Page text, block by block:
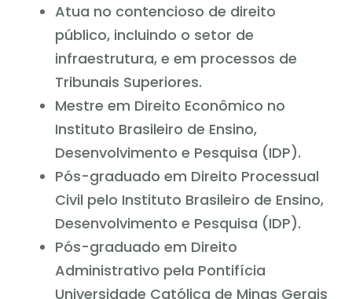
Atua no contencioso de direito
público, incluindo o setor de
infraestrutura, e em processos de
Tribunais Superiores.
Mestre em Direito Econômico no
Instituto Brasileiro de Ensino,
Desenvolvimento e Pesquisa (IDP).
Pós-graduado em Direito Processual
Civil pelo Instituto Brasileiro de Ensino,
Desenvolvimento e Pesquisa (IDP).
Pós-graduado em Direito
Administrativo pela Pontifícia
Universidade Católica de Minas Gerais